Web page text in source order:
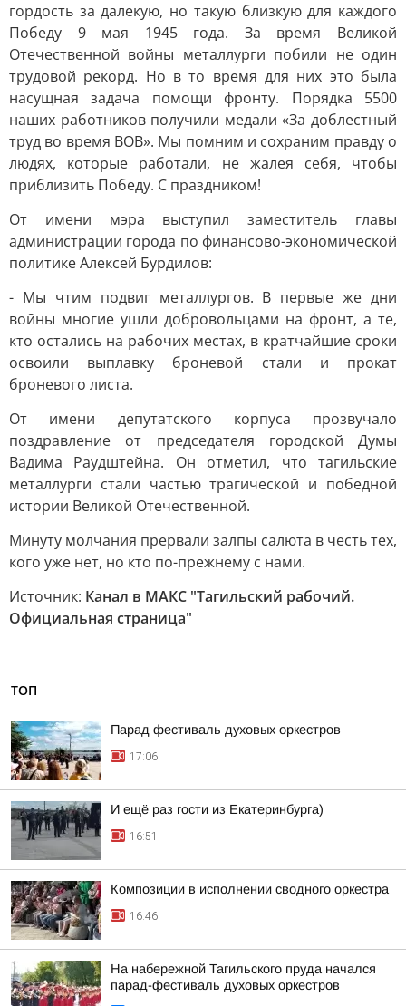
гордость за далекую, но такую близкую для каждого
Победу 9 мая 1945 года. За время Великой
Отечественной войны металлурги побили не один
трудовой рекорд. Но в то время для них это была
насущная задача помощи фронту. Порядка 5500
наших работников получили медали «За доблестный
труд во время ВОВ». Мы помним и сохраним правду о
людях, которые работали, не жалея себя, чтобы
приблизить Победу. С праздником!
От имени мэра выступил заместитель главы
администрации города по финансово-экономической
политике Алексей Бурдилов:
- Мы чтим подвиг металлургов. В первые же дни
войны многие ушли добровольцами на фронт, а те,
кто остались на рабочих местах, в кратчайшие сроки
освоили выплавку броневой стали и прокат
броневого листа.
От имени депутатского корпуса прозвучало
поздравление от председателя городской Думы
Вадима Раудштейна. Он отметил, что тагильские
металлурги стали частью трагической и победной
истории Великой Отечественной.
Минуту молчания прервали залпы салюта в честь тех,
кого уже нет, но кто по-прежнему с нами.
Источник: Канал в МАКС "Тагильский рабочий.
Официальная страница"
ТОП
Парад фестиваль духовых оркестров
17:06
И ещё раз гости из Екатеринбурга)
16:51
Композиции в исполнении сводного оркестра
16:46
На набережной Тагильского пруда начался
парад-фестиваль духовых оркестров